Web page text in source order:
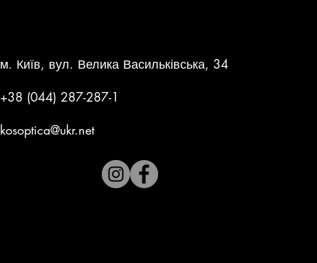
м. Київ, вул. Велика Васильківська, 34
+38 (044) 287-287-1
kosoptica@ukr.net